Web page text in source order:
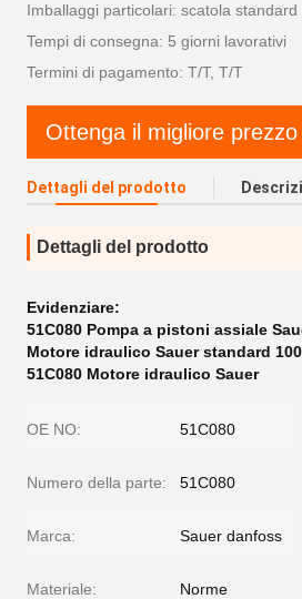
Imballaggi particolari: scatola standard
Tempi di consegna: 5 giorni lavorativi
Termini di pagamento: T/T, T/T
Ottenga il migliore prezzo
Dettagli del prodotto
Dettagli del prodotto
Evidenziare:
51C080 Pompa a pistoni assiale
Motore idraulico Sauer standard
51C080 Motore idraulico Sauer
OE NO: 51C080
Numero della parte: 51C080
Marca: Sauer danfoss
Materiale: Norme